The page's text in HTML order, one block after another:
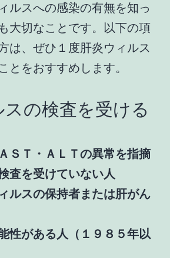
ルスへの感染の有無を知っ
大切なことです。以下の項
は、ぜひ１度肝炎ウィルス
とをおすすめします。
の検査を受ける
ＳＴ・ＡＬＴの異常を指摘
査を受けていない人
ルスの保持者または肝がん
性がある人（１９８５年以